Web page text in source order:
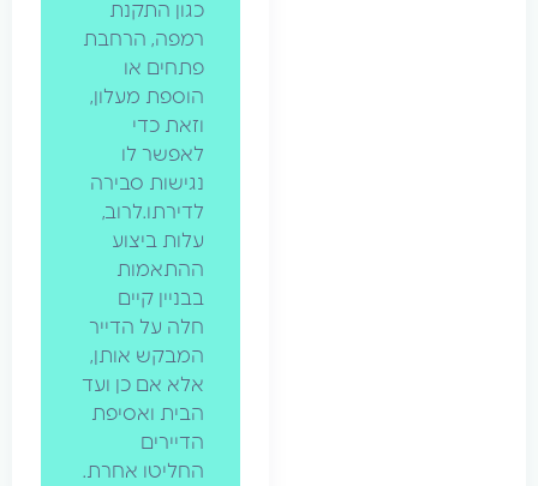
כגון התקנת
רמפה, הרחבת
פתחים או
הוספת מעלון,
לאפשר לו
נגישות סבירה
לדירתו.לרוב,
עלות ביצוע
ההתאמות
בבניין קיים
חלה על הדייר
המבקש אותן,
אלא אם כן ועד
הבית ואסיפת
החליטו אחרת.